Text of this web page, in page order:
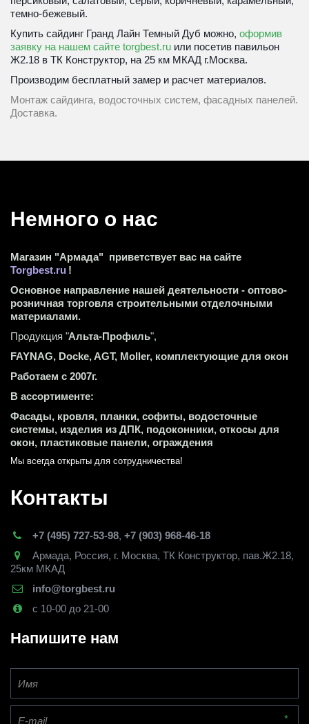
темно-бежевый.
Купить сайдинг Гранд Лайн Темный Дуб можно, оформив
заявку на нашем сайте torgbest.ru или посетив павильон
Ж2.18 в ТК Конструктор, на 25 км МКАД г.Москва.
Производим бесплатный замер и расчет материалов.
Монтаж сайдинга, водосточных систем, фасадных панелей.
Доставка.
Немного о нас
Магазин "Армада"  приветствует вас на сайте
Torgbest.ru !
Основное направление нашей деятельности - оптово-
розничная торговля строительными отделочными
материалами.
Продукция "Альта-Профиль",
FAYNAG, Docke, AGT, Moller, комплектующие для окон
Работаем с 2007г.
В ассортименте:
Фасады, кровля, планки, софиты, водосточные
системы, изделия из ДПК, подоконники, откосы для
окон, пластиковые панели, ограждения
Мы всегда открыты для сотрудничества!
Контакты
+7 (495) 727-53-98, +7 (903) 968-46-18
Армада, Россия, г. Москва, ТК Конструктор, пав.Ж2.18,
25км МКАД
info@torgbest.ru
с 10-00 до 21-00
Напишите нам
*